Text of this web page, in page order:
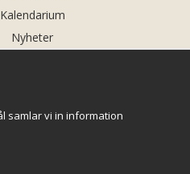
Kalendarium
Nyheter
samlar vi in information